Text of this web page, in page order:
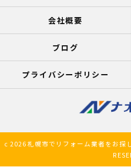
会社概要
ブログ
プライバシーポリシー
c 2026 札幌市でリフォーム業者をお探